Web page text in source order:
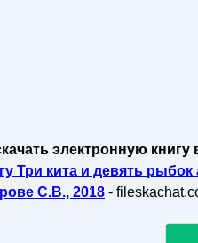
электронную
Три кита и девять
С.В., 2018 -